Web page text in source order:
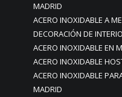
MADRID
ACERO INOXIDABLE A
DECORACIÓN DE
ACERO INOXIDABLE EN
ACERO INOXIDABLE
ACERO INOXIDABLE
MADRID